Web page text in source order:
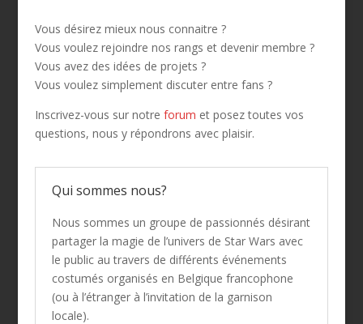
Vous désirez mieux nous connaitre ?
Vous voulez rejoindre nos rangs et devenir membre ?
Vous avez des idées de projets ?
Vous voulez simplement discuter entre fans ?
Inscrivez-vous sur notre forum et posez toutes vos
questions, nous y répondrons avec plaisir.
Qui sommes nous?
Nous sommes un groupe de passionnés désirant
partager la magie de l’univers de Star Wars avec
le public au travers de différents événements
costumés organisés en Belgique francophone
(ou à l’étranger à l’invitation de la garnison
locale).